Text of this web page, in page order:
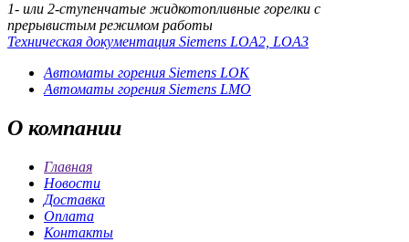
1- или 2-ступенчатые жидкотопливные горелки с
прерывистым режимом работы
Техническая документация Siemens LOA2, LOA3
Автоматы горения Siemens LOK
Автоматы горения Siemens LMO
О компании
Главная
Новости
Доставка
Оплата
Контакты